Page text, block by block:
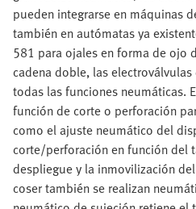
pueden integrarse en máquinas
también en autómatas ya
581 para ojales en forma de ojo
cadena doble, las
todas las funciones neumáticas.
función de corte o perforación
como el ajuste neumático del
corte/perforación en función del
despliegue y la inmovilización
coser también se realizan